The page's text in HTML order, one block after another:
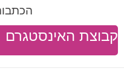
קבוצת האינסטגרם